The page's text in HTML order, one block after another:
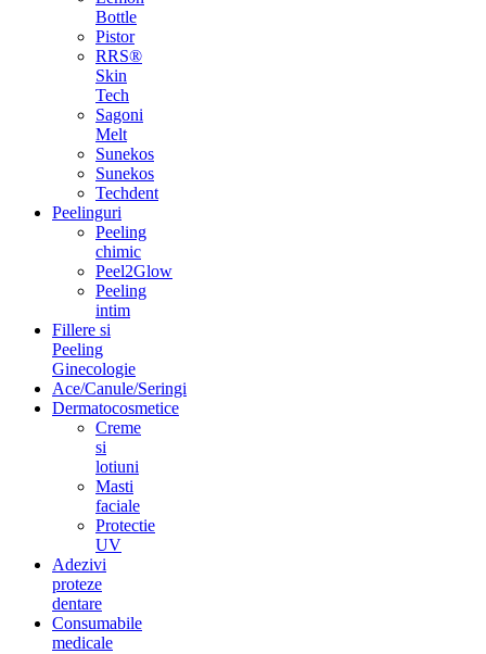
Bottle
Pistor
RRS®
Skin
Tech
Sagoni
Melt
Sunekos
Sunekos
Techdent
Peelinguri
Peeling
chimic
Peel2Glow
Peeling
intim
Fillere si
Peeling
Ginecologie
Ace/Canule/Seringi
Dermatocosmetice
Creme
si
lotiuni
Masti
faciale
Protectie
UV
Adezivi
proteze
dentare
Consumabile
medicale